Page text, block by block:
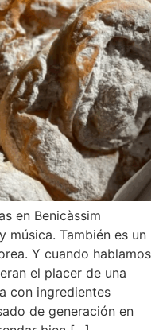
en Benicàssim
música. También es un
Y cuando hablamos
el placer de una
con ingredientes
de generación en